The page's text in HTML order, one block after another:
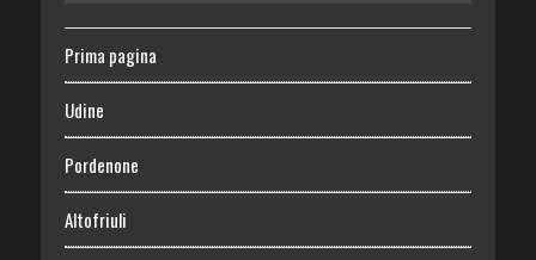
Prima pagina
Udine
Pordenone
Altofriuli